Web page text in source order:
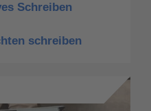
Schreiben
schreiben